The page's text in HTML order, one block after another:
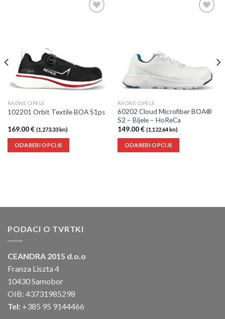
RADNE CIPELE
102201 Orbit Textile BOA S1ps
169.00€ (1,273.33 kn)
ODABERI OPCIJE
RADNE CIPELE
60202 Cloud Microfiber BOA®
S2 – Bijele – HoReCa
149.00€ (1,122.64 kn)
ODABERI OPCIJE
PODACI O TVRTKI
CEANDRA 2015 d.o.o
Franza Liszta 4
10430 Samobor
OIB: 43731985298
Tel: +385 95 9144466